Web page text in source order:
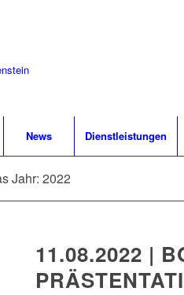
News Dienstleistungen
Jahr: 2022
11.08.2022 |